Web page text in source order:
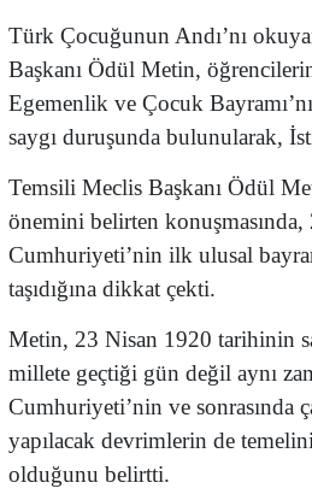
Türk Çocuğunun Andı’nı
Başkanı Ödül Metin,
Egemenlik ve Çocuk
saygı duruşunda bulunularak,
Temsili Meclis Başkanı Ödül
önemini belirten
Cumhuriyeti’nin ilk ulusal
taşıdığına dikkat çekti.
Metin, 23 Nisan 1920 tarihinin
millete geçtiği gün değil aynı
Cumhuriyeti’nin ve sonrasında
yapılacak devrimlerin de
olduğunu belirtti.